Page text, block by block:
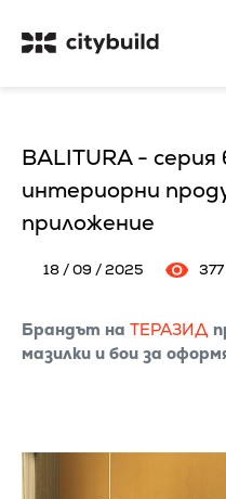
BALITURA -
интериорни
приложение
18 / 09 / 2025 377
Брандът на ТЕРАЗИД
мазилки и бои за